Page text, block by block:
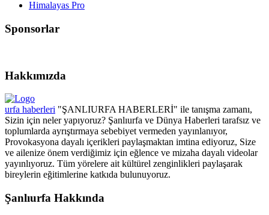
Himalayas Pro
Sponsorlar
Hakkımızda
urfa haberleri "ŞANLIURFA HABERLERİ" ile tanışma zamanı,
Sizin için neler yapıyoruz? Şanlıurfa ve Dünya Haberleri tarafsız ve
toplumlarda ayrıştırmaya sebebiyet vermeden yayınlanıyor,
Provokasyona dayalı içerikleri paylaşmaktan imtina ediyoruz, Size
ve ailenize önem verdiğimiz için eğlence ve mizaha dayalı videolar
yayınlıyoruz. Tüm yörelere ait kültürel zenginlikleri paylaşarak
bireylerin eğitimlerine katkıda bulunuyoruz.
Şanlıurfa Hakkında